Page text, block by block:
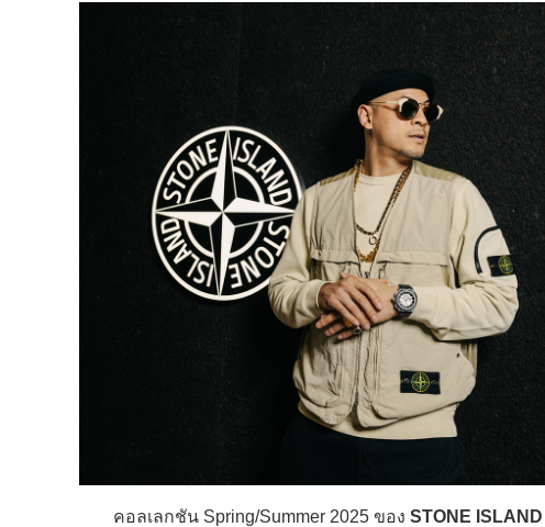
คอลเลกชัน Spring/Summer 2025 ของ STONE ISLAND